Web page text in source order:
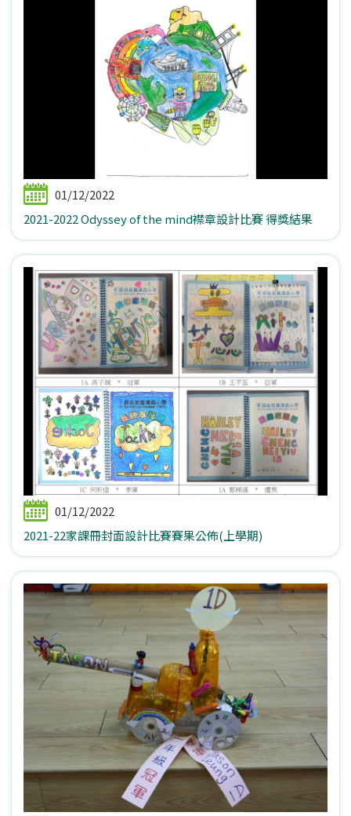
01/12/2022
2021-2022 Odyssey of the mind襟章設計比賽 得獎結果
01/12/2022
2021-22家課冊封面設計比賽賽果公佈(上學期)